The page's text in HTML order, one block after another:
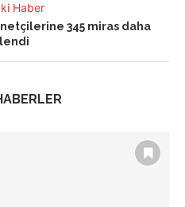
Haber
345 miras daha